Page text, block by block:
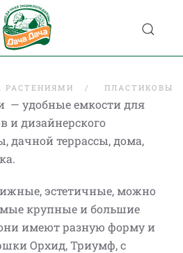
РАСТЕНИЯМИ ПЛАСТИКОВЫЕ
— удобные емкости для
и дизайнерского
дачной террассы, дома,
эстетичные, можно
крупные и большие
имеют разную форму и
Орхид, Триумф, с